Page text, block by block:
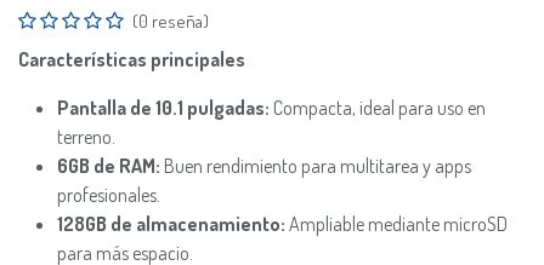
(0 reseña)
Características principales
Pantalla de 10.1 pulgadas: Compacta, ideal para uso en
terreno.
6GB de RAM: Buen rendimiento para multitarea y apps
profesionales.
128GB de almacenamiento: Ampliable mediante microSD
para más espacio.